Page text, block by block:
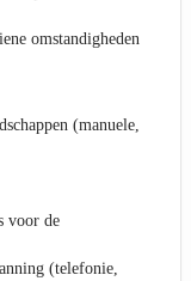
omstandigheden
(manuele,
voor de
(telefonie,